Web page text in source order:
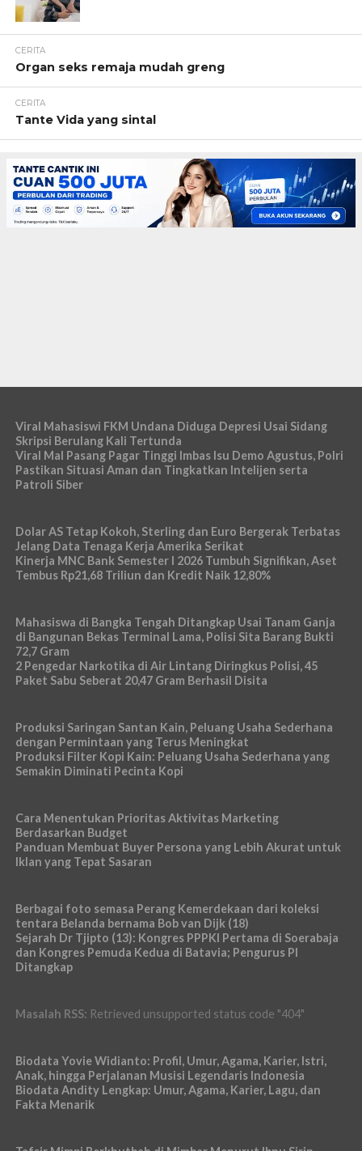
CERITA
Organ seks remaja mudah greng
CERITA
Tante Vida yang sintal
Viral Mahasiswi FKM Undana Diduga Depresi Usai Sidang
Skripsi Berulang Kali Tertunda
Viral Mal Pasang Pagar Tinggi Imbas Isu Demo Agustus, Polri
Pastikan Situasi Aman dan Tingkatkan Intelijen serta
Patroli Siber
Dolar AS Tetap Kokoh, Sterling dan Euro Bergerak Terbatas
Jelang Data Tenaga Kerja Amerika Serikat
Kinerja MNC Bank Semester I 2026 Tumbuh Signifikan, Aset
Tembus Rp21,68 Triliun dan Kredit Naik 12,80%
Mahasiswa di Bangka Tengah Ditangkap Usai Tanam Ganja
di Bangunan Bekas Terminal Lama, Polisi Sita Barang Bukti
72,7 Gram
2 Pengedar Narkotika di Air Lintang Diringkus Polisi, 45
Paket Sabu Seberat 20,47 Gram Berhasil Disita
Produksi Saringan Santan Kain, Peluang Usaha Sederhana
dengan Permintaan yang Terus Meningkat
Produksi Filter Kopi Kain: Peluang Usaha Sederhana yang
Semakin Diminati Pecinta Kopi
Cara Menentukan Prioritas Aktivitas Marketing
Berdasarkan Budget
Panduan Membuat Buyer Persona yang Lebih Akurat untuk
Iklan yang Tepat Sasaran
Berbagai foto semasa Perang Kemerdekaan dari koleksi
tentara Belanda bernama Bob van Dijk (18)
Sejarah Dr Tjipto (13): Kongres PPPKI Pertama di Soerabaja
dan Kongres Pemuda Kedua di Batavia; Pengurus PI
Ditangkap
Masalah RSS: Retrieved unsupported status code "404"
Biodata Yovie Widianto: Profil, Umur, Agama, Karier, Istri,
Anak, hingga Perjalanan Musisi Legendaris Indonesia
Biodata Andity Lengkap: Umur, Agama, Karier, Lagu, dan
Fakta Menarik